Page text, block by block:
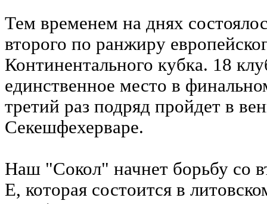
Тем временем на днях
второго по ранжиру
Континентального кубка. 18
единственное место в
третий раз подряд пройдет в
Секешфехерваре.
Наш "Сокол" начнет борьбу со
E, которая состоится в